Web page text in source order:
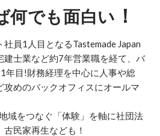
何でも面白い ！
員1人目となるTastemade Japan
建士業など約7年営業職を経て、バ
年目!財務経理を中心に人事や総
めのバックオフィスにオールマ
域をつなぐ「体験」を軸に社団法
民家再生なども！